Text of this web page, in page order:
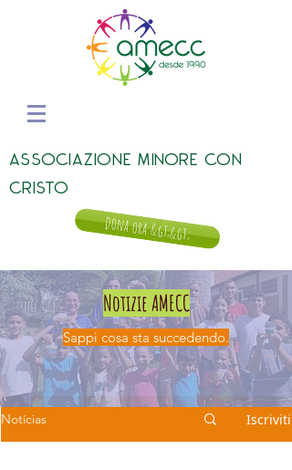
ASSOCIAZIONE MINORE CON
CRISTO
Dona ora &gt;&gt;
Notícias Iscriviti
Notizie AMECC
Sappi cosa sta succedendo.